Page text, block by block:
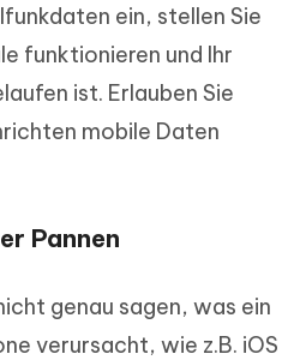
ein, stellen Sie
funktionieren und Ihr
ist. Erlauben Sie
mobile Daten
Pannen
genau sagen, was ein
verursacht, wie z.B. iOS